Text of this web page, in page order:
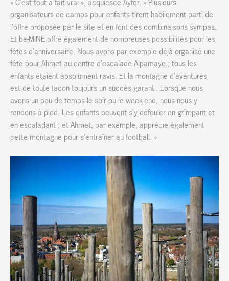
« C’est tout à fait vrai », acquiesce Ayfer. « Plusieurs
organisateurs de camps pour enfants tirent habilement parti de
l’offre proposée par le site et en font des combinaisons sympas.
Et be-MINE offre également de nombreuses possibilités pour les
fêtes d’anniversaire. Nous avons par exemple déjà organisé une
fête pour Ahmet au centre d’escalade Alpamayo ; tous les
enfants étaient absolument ravis. Et la montagne d’aventures
est de toute façon toujours un succès garanti. Lorsque nous
avons un peu de temps le soir ou le week-end, nous nous y
rendons à pied. Les enfants peuvent s’y défouler en grimpant et
en escaladant ; et Ahmet, par exemple, apprécie également
cette montagne pour s’entraîner au football. »